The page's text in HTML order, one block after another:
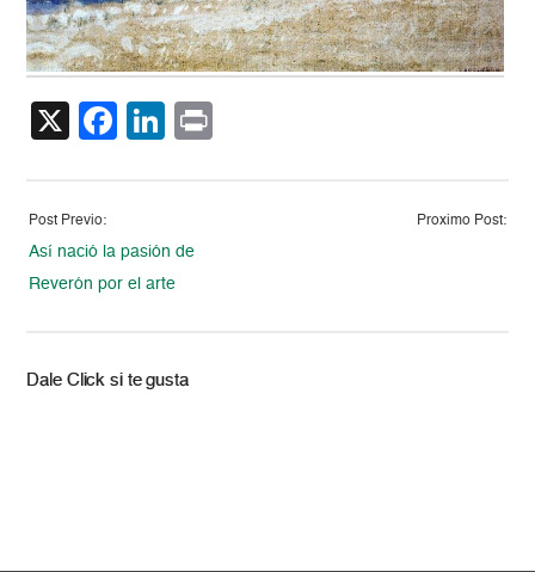
X Facebook
LinkedIn
Post Previo:
Así nació la pasión de
Reverón por el arte
Proximo Post:
Dale Click si te gusta